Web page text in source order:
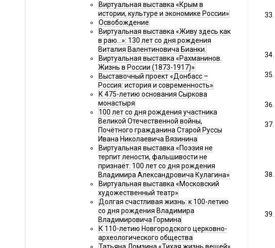
Виртуальная выставка «Крым в
истории, культуре и экономике России»
Освобождение
Виртуальная выставка «Живу здесь как
в раю…»: 130 лет со дня рождения
Виталия Валентиновича Бианки.
Виртуальная выставка «Рахманинов.
Жизнь в России (1873-1917)»
Выставочный проект «Донбасс –
Россия: история и современность»
К 475-летию основания Сыркова
монастыря
100 лет со дня рождения участника
Великой Отечественной войны,
Почётного гражданина Старой Руссы
Ивана Николаевича Вязинина
Виртуальная выставка «Поэзия не
терпит лености, фальшивости не
признаёт: 100 лет со дня рождения
Владимира Александровича Кулагина»
Виртуальная выставка «Московский
художественный театр»
Долгая счастливая жизнь: к 100-летию
со дня рождения Владимира
Владимировича Гормина
К 110-летию Новгородского церковно-
археологического общества